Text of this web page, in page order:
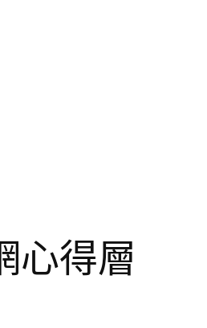
心得層